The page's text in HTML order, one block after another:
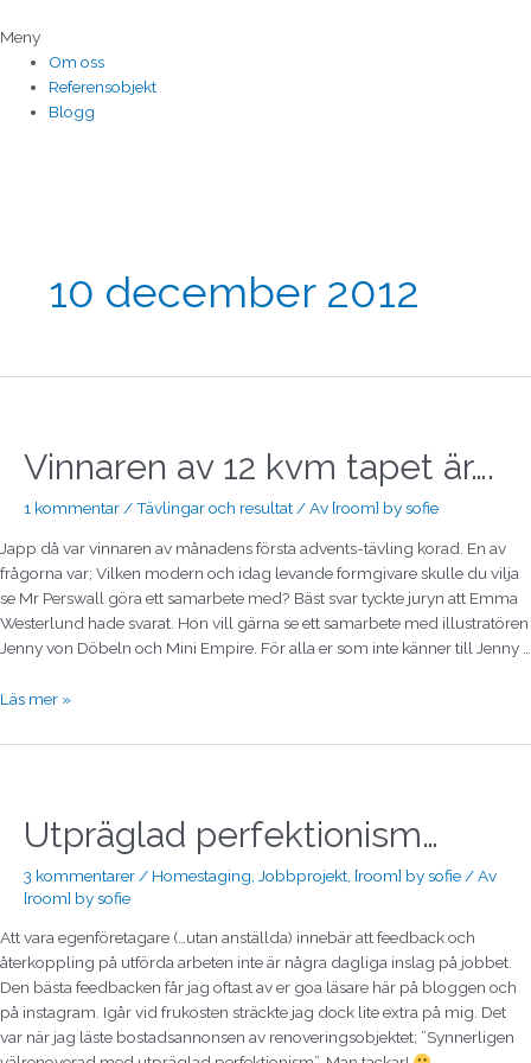
till
innehåll
Meny
Om oss
Referensobjekt
Blogg
10 december 2012
Vinnaren av 12 kvm tapet är….
1 kommentar /Tävlingar och resultat / Av [room] by sofie
Japp då var vinnaren av månadens första advents-tävling korad. En av
frågorna var; Vilken modern och idag levande formgivare skulle du vilja
se Mr Perswall göra ett samarbete med? Bäst svar tyckte juryn att Emma
Westerlund hade svarat. Hon vill gärna se ett samarbete med illustratören
Jenny von Döbeln och Mini Empire. För alla er som inte känner till Jenny …
kvm
Läs mer »
Utpräglad perfektionism…
3 kommentarer / Homestaging Jobbprojekt [room] by sofie / Av
[room] by sofie
Att vara egenföretagare (…utan anställda) innebär att feedback och
återkoppling på utförda arbeten inte är några dagliga inslag på jobbet.
Den bästa feedbacken får jag oftast av er goa läsare här på bloggen och
på instagram. Igår vid frukosten sträckte jag dock lite extra på mig. Det
var när jag läste bostadsannonsen av renoveringsobjektet; ”Synnerligen